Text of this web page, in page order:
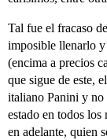
Tal fue el fracaso
imposible llenarlo y
(encima a precios
que sigue de este,
italiano Panini y no
estado en todos los
en adelante, quien